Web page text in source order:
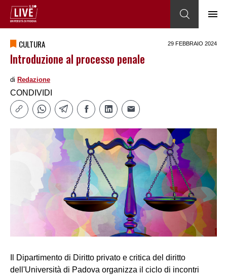
CULTURA 29 FEBBRAIO 2024
Introduzione al processo penale
di Redazione
CONDIVIDI
Il Dipartimento di Diritto privato e critica del diritto
dell'Università di Padova organizza il ciclo di incontri